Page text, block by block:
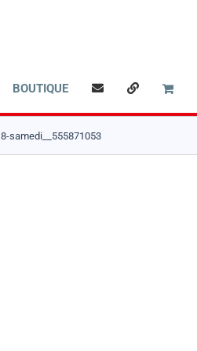
BOUTIQUE
samedi__555871053